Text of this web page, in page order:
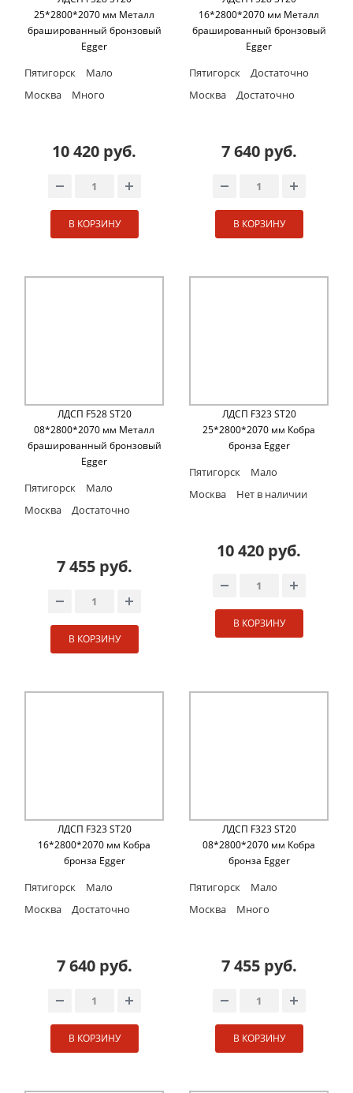
25*2800*2070 мм Металл
брашированный бронзовый
Egger
Пятигорск
Мало
Москва
Много
10 420 руб.
В КОРЗИНУ
16*2800*2070 мм Металл
брашированный бронзовый
Egger
Пятигорск
Достаточно
Москва
Достаточно
7 640 руб.
В КОРЗИНУ
ЛДСП F528 ST20
08*2800*2070 мм Металл
брашированный бронзовый
Egger
Пятигорск
Мало
Москва
Достаточно
7 455 руб.
В КОРЗИНУ
ЛДСП F323 ST20
25*2800*2070 мм Кобра
бронза Egger
Пятигорск
Мало
Москва
Нет в наличии
10 420 руб.
В КОРЗИНУ
ЛДСП F323 ST20
16*2800*2070 мм Кобра
бронза Egger
Пятигорск
Мало
Москва
Достаточно
7 640 руб.
В КОРЗИНУ
ЛДСП F323 ST20
08*2800*2070 мм Кобра
бронза Egger
Пятигорск
Мало
Москва
Много
7 455 руб.
В КОРЗИНУ